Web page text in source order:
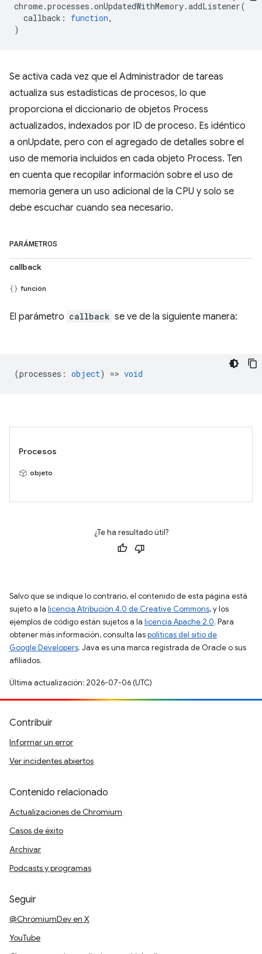
chrome.processes .onUpdatedWithMemory.addListener(
callback : function,
)
Se activa cada vez que el Administrador de tareas
actualiza sus estadísticas de procesos, lo que
proporciona el diccionario de objetos Process
actualizados, indexados por ID de proceso. Es idéntico
a onUpdate, pero con el agregado de detalles sobre el
uso de memoria incluidos en cada objeto Process. Ten
en cuenta que recopilar información sobre el uso de
memoria genera un uso adicional de la CPU y solo se
debe escuchar cuando sea necesario.
PARÁMETROS
callback
función
El parámetro callback se ve de la siguiente manera:
(processes : object) => void
Procesos
objeto
¿Te ha resultado útil?
Salvo que se indique lo contrario, el contenido de esta página está
sujeto a la licencia Atribución 4.0 de Creative Commons, y los
ejemplos de código están sujetos a la licencia Apache 2.0. Para
obtener más información, consulta laspolíticas del sitio de
Google Developers. Java es una marca registrada de Oracle o sus
afiliados.
Última actualización: 2026-07-06 (UTC)
Contribuir
Informar un error
Ver incidentes abiertos
Contenido relacionado
Actualizaciones de Chromium
Casos de éxito
Archivar
Podcasts y programas
Seguir
@ChromiumDev en X
YouTube